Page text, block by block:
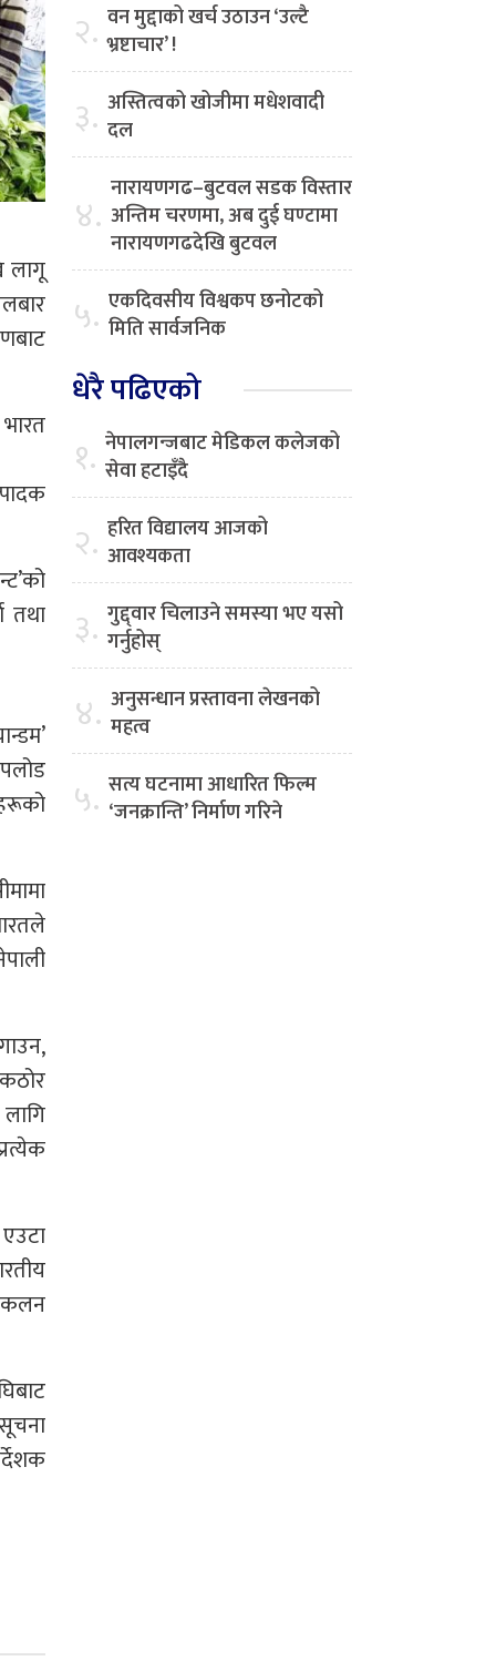
लागू
तथा
२. वन मुद्दाको खर्च उठाउन ‘उल्टै
भ्रष्टाचार’ !
३. अस्तित्वको खोजीमा मधेशवादी
दल
४. नारायणगढ–बुटवल सडक विस्तार
अन्तिम चरणमा, अब दुई घण्टामा
नारायणगढदेखि बुटवल
५. एकदिवसीय विश्वकप छनोटको
मिति सार्वजनिक
धेरै पढिएको
१. नेपालगन्जबाट मेडिकल कलेजको
सेवा हटाइँदै
२. हरित विद्यालय आजको
आवश्यकता
३. गुद्द्वार चिलाउने समस्या भए यसो
गर्नुहोस्
४. अनुसन्धान प्रस्तावना लेखनको
महत्व
५. सत्य घटनामा आधारित फिल्म
‘जनक्रान्ति’ निर्माण गरिने